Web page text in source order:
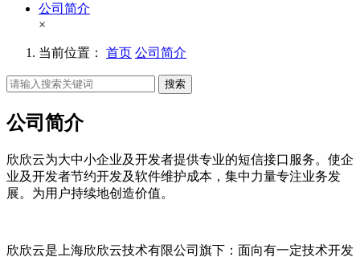
公司简介
×
当前位置： 首页 公司简介
搜索
公司简介
欣欣云为大中小企业及开发者提供专业的短信接口服务。使企
业及开发者节约开发及软件维护成本，集中力量专注业务发
展。为用户持续地创造价值。
欣欣云是上海欣欣云技术有限公司旗下：面向有一定技术开发